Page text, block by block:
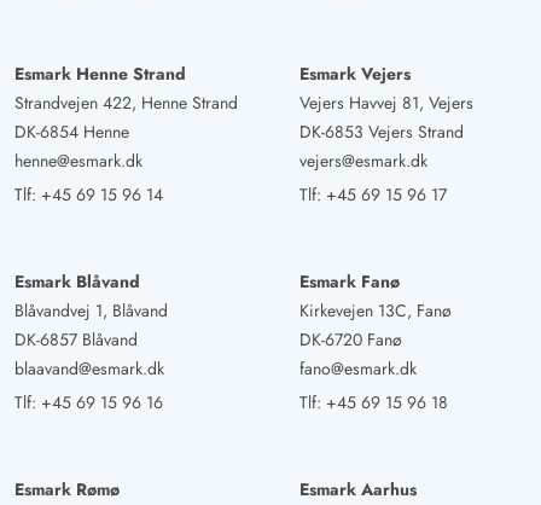
Esmark Henne Strand
Strandvejen 422, Henne Strand
DK-6854 Henne
henne@esmark.dk
Tlf: +45 69 15 96 14
Esmark Vejers
Vejers Havvej 81, Vejers
DK-6853 Vejers Strand
vejers@esmark.dk
Tlf: +45 69 15 96 17
Esmark Blåvand
Blåvandvej 1, Blåvand
DK-6857 Blåvand
blaavand@esmark.dk
Tlf: +45 69 15 96 16
Esmark Fanø
Kirkevejen 13C, Fanø
DK-6720 Fanø
fano@esmark.dk
Tlf: +45 69 15 96 18
Esmark Rømø
Esmark Aarhus